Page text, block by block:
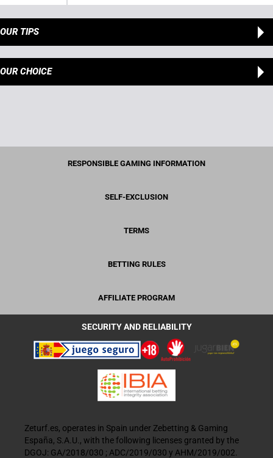
OUR TIPS
OUR CHOICE
RESPONSIBLE GAMING INFORMATION
SELF-EXCLUSION
TERMS
BETTING RULES
AFFILIATE PROGRAM
SECURITY AND RELIABILITY
Zeturf.es, operates in Spain under Zebetting & Gaming
España, S.A.U., with the following licenses granted by the
DGOJ: GA/2018/030 ; ADC/2019/030 y AHM/2019/002.